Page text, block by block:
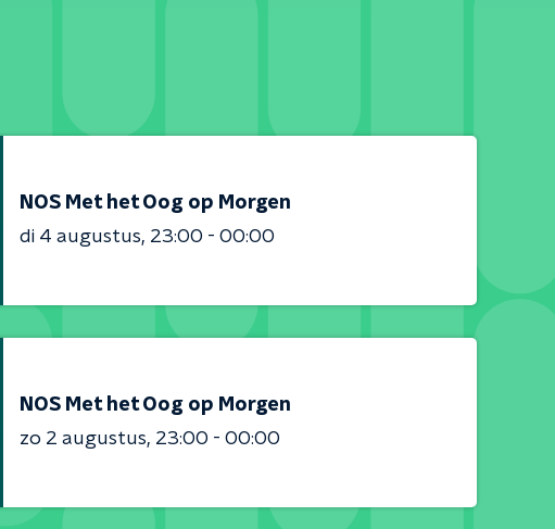
NOS Met het Oog op Morgen
di 4 augustus 23:00 - 00:00
NOS Met het Oog op Morgen
zo 2 augustus 23:00 - 00:00